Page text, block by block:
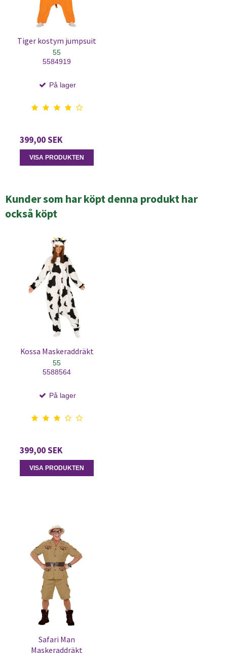
Tiger kostym jumpsuit
55
5584919
På lager
399,00 SEK
VISA PRODUKTEN
Kunder som har köpt denna produkt har
också köpt
Kossa Maskeraddräkt
55
5588564
På lager
399,00 SEK
VISA PRODUKTEN
Safari Man
Maskeraddräkt